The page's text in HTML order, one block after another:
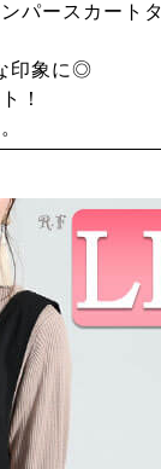
パースカート
印象に◎
！